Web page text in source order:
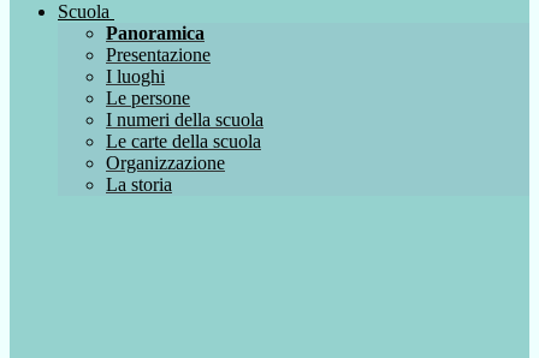
Scuola
Panoramica
Presentazione
I luoghi
Le persone
I numeri della scuola
Le carte della scuola
Organizzazione
La storia